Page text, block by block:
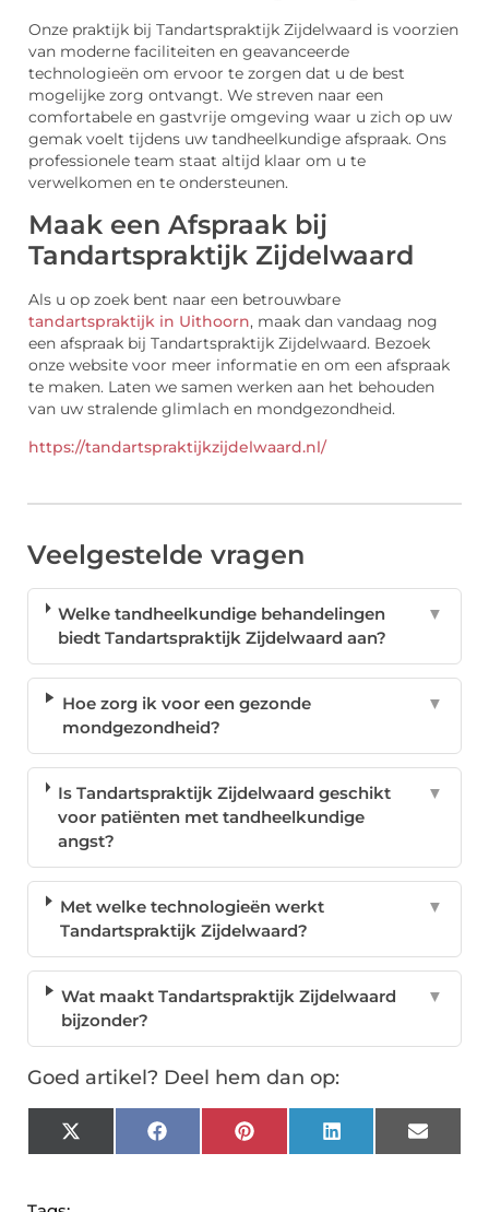
Onze praktijk bij Tandartspraktijk Zijdelwaard is voorzien
van moderne faciliteiten en geavanceerde
technologieën om ervoor te zorgen dat u de best
mogelijke zorg ontvangt. We streven naar een
comfortabele en gastvrije omgeving waar u zich op uw
gemak voelt tijdens uw tandheelkundige afspraak. Ons
professionele team staat altijd klaar om u te
verwelkomen en te ondersteunen.
Maak een Afspraak bij
Tandartspraktijk Zijdelwaard
Als u op zoek bent naar een betrouwbare
tandartspraktijk in Uithoorn, maak dan vandaag nog
een afspraak bij Tandartspraktijk Zijdelwaard. Bezoek
onze website voor meer informatie en om een afspraak
te maken. Laten we samen werken aan het behouden
van uw stralende glimlach en mondgezondheid.
https://tandartspraktijkzijdelwaard.nl/
Veelgestelde vragen
Welke tandheelkundige behandelingen
biedt Tandartspraktijk Zijdelwaard aan?
▼
Hoe zorg ik voor een gezonde
mondgezondheid?
▼
Is Tandartspraktijk Zijdelwaard geschikt
voor patiënten met tandheelkundige
angst?
▼
Met welke technologieën werkt
Tandartspraktijk Zijdelwaard?
▼
Wat maakt Tandartspraktijk Zijdelwaard
bijzonder?
▼
Goed artikel? Deel hem dan op:
X
(Twitter)
FacebookPinterest LinkedIn Email